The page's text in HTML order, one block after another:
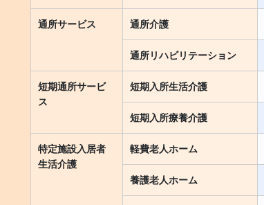
通所サービス 通所介護
通所リハビリテーション
短期通所サービ
ス
短期入所生活介護
短期入所療養介護
特定施設入居者
生活介護
軽費老人ホーム
養護老人ホーム